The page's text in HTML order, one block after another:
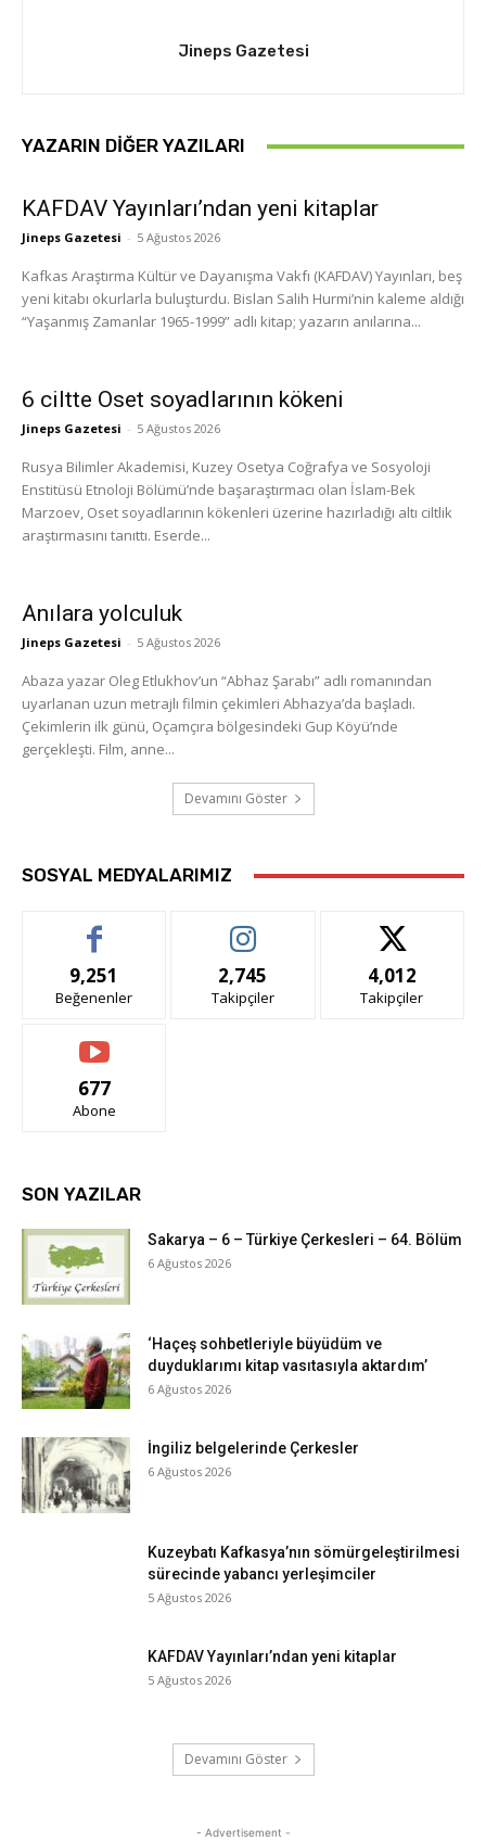
Jineps Gazetesi
YAZARIN DIĞER YAZILARI
KAFDAV Yayınları’ndan yeni kitaplar
Jineps Gazetesi - 5 Ağustos 2026
Kafkas Araştırma Kültür ve Dayanışma Vakfı (KAFDAV) Yayınları, beş
yeni kitabı okurlarla buluşturdu. Bislan Salih Hurmi’nin kaleme aldığı
“Yaşanmış Zamanlar 1965-1999” adlı kitap; yazarın anılarına...
6 ciltte Oset soyadlarının kökeni
Jineps Gazetesi - 5 Ağustos 2026
Rusya Bilimler Akademisi, Kuzey Osetya Coğrafya ve Sosyoloji
Enstitüsü Etnoloji Bölümü’nde başaraştırmacı olan İslam-Bek
Marzoev, Oset soyadlarının kökenleri üzerine hazırladığı altı ciltlik
araştırmasını tanıttı. Eserde...
Anılara yolculuk
Jineps Gazetesi - 5 Ağustos 2026
Abaza yazar Oleg Etlukhov’un “Abhaz Şarabı” adlı romanından
uyarlanan uzun metrajlı filmin çekimleri Abhazya’da başladı.
Çekimlerin ilk günü, Oçamçıra bölgesindeki Gup Köyü’nde
gerçekleşti. Film, anne...
Devamını Göster
SOSYAL MEDYALARIMIZ
9,251
Beğenenler
2,745
Takipçiler
4,012
Takipçiler
677
Abone
SON YAZILAR
Sakarya – 6 – Türkiye Çerkesleri – 64. Bölüm
6 Ağustos 2026
‘Haçeş sohbetleriyle büyüdüm ve
duyduklarımı kitap vasıtasıyla aktardım’
6 Ağustos 2026
İngiliz belgelerinde Çerkesler
6 Ağustos 2026
Kuzeybatı Kafkasya’nın sömürgeleştirilmesi
sürecinde yabancı yerleşimciler
5 Ağustos 2026
KAFDAV Yayınları’ndan yeni kitaplar
5 Ağustos 2026
Devamını Göster
- Advertisement -